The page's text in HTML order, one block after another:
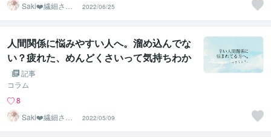
Saki❤️繊細さん
のハッピーサポ
ーター
2022/06/25
人間関係に悩みやすい人へ。溜め込んでな
い？疲れた、めんどくさいって気持ちわか
る・・
記事
コラム
8
Saki❤️繊細さん
のハッピーサポ
ーター
2022/05/09